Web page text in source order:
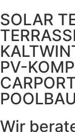
SOLAR
PV-
Wir